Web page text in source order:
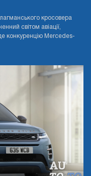
кросовера
світом авіації,
конкуренцію Mercedes-